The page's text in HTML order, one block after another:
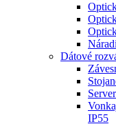
Dátové
IP55